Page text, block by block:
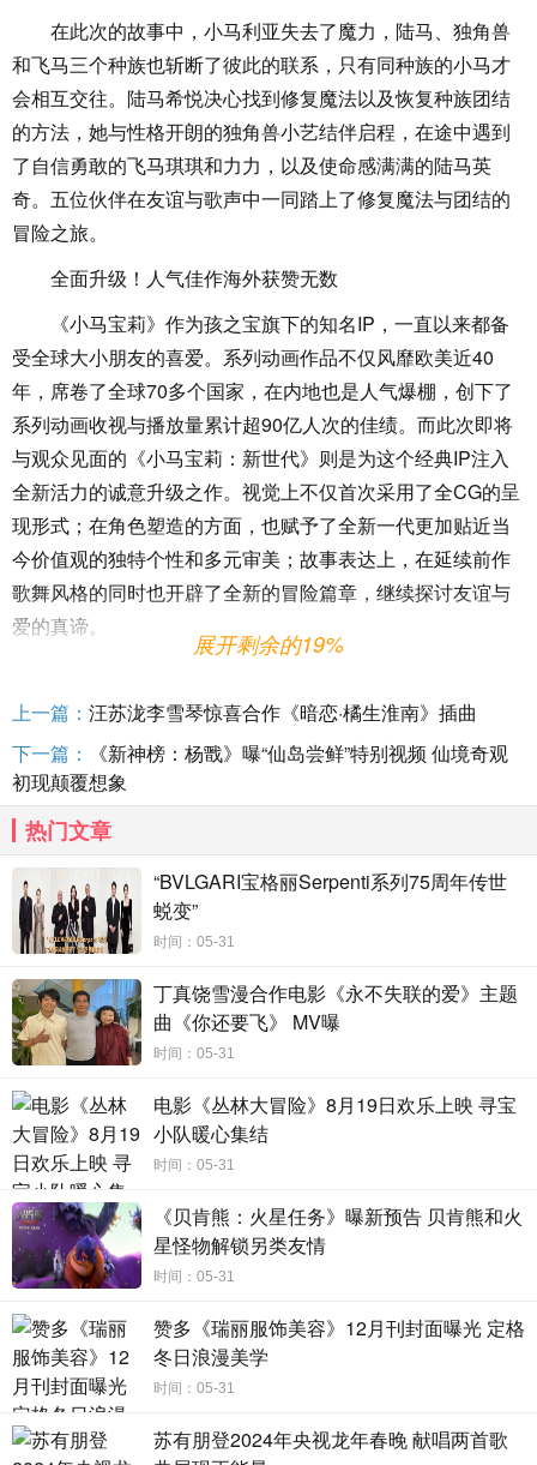
在此次的故事中，小马利亚失去了魔力，陆马、独角兽
和飞马三个种族也斩断了彼此的联系，只有同种族的小马才
会相互交往。陆马希悦决心找到修复魔法以及恢复种族团结
的方法，她与性格开朗的独角兽小艺结伴启程，在途中遇到
了自信勇敢的飞马琪琪和力力，以及使命感满满的陆马英
奇。五位伙伴在友谊与歌声中一同踏上了修复魔法与团结的
冒险之旅。
全面升级！人气佳作海外获赞无数
《小马宝莉》作为孩之宝旗下的知名IP，一直以来都备
受全球大小朋友的喜爱。系列动画作品不仅风靡欧美近40
年，席卷了全球70多个国家，在内地也是人气爆棚，创下了
系列动画收视与播放量累计超90亿人次的佳绩。而此次即将
与观众见面的《小马宝莉：新世代》则是为这个经典IP注入
全新活力的诚意升级之作。视觉上不仅首次采用了全CG的呈
现形式；在角色塑造的方面，也赋予了全新一代更加贴近当
今价值观的独特个性和多元审美；故事表达上，在延续前作
歌舞风格的同时也开辟了全新的冒险篇章，继续探讨友谊与
爱的真谛。
众的认可，电影在海外放映期间便收获了如潮好评。不仅登
顶海外平台全球电影热度榜榜首，更是斩获了烂番茄新鲜度
91%的好成绩，豆瓣平台也为其亮出了7.7的高分，十分值得
期待！
《小马宝莉：新世代》由中国电影集团公司进口，中国
电影股份有限公司发行，中国电影股份有限公司译制，罗伯
特·卡伦、何塞·L·乌恰执导，凡妮莎·哈金斯、贵美子·格伦、
詹姆斯·麦斯登、索菲亚·卡尔森、丽兹·考什、以及郑肯等一众
好莱坞明星为其献声。目前已宣布确认引进，敬请关注。
展开剩余的19%
上一篇： 汪苏泷李雪琴惊喜合作《暗恋·橘生淮南》插曲
下一篇：
《新神榜：杨戬》曝“仙岛尝鲜”特别视频 仙境奇观
初现颠覆想象
热门文章
“BVLGARI宝格丽Serpenti系列75周年传世
蜕变”
时间：05-31
丁真饶雪漫合作电影《永不失联的爱》主题
曲《你还要飞》 MV曝
时间：05-31
电影《丛林大冒险》8月19日欢乐上映 寻宝
小队暖心集结
时间：05-31
《贝肯熊：火星任务》曝新预告 贝肯熊和火
星怪物解锁另类友情
时间：05-31
赞多《瑞丽服饰美容》12月刊封面曝光 定格
冬日浪漫美学
时间：05-31
苏有朋登2024年央视龙年春晚 献唱两首歌